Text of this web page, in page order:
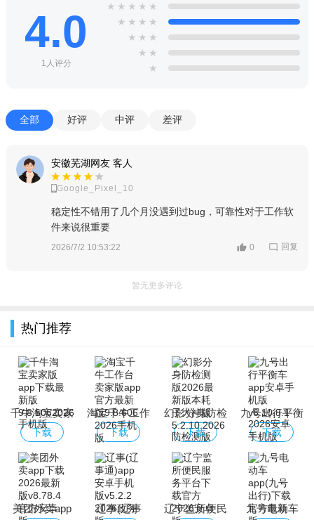
4.0
1人评分
★ ★ ★ ★ ★
★ ★ ★ ★
★ ★ ★
★ ★
★
全部 好评 中评 差评
安徽芜湖网友 客人
Google_Pixel_10
稳定性不错用了几个月没遇到过bug，可靠性对于工作软
件来说很重要
2026/7/2 10:53:22 0 回复
暂无更多评论
热门推荐
千牛淘宝卖家
版app下载最
下载
淘宝千牛工作
台卖家版app
官方最新版
下载
幻影分身防检
测版2026最新
版本耗子大神
版
下载
九号出行平衡
车app安卓手
下载
美团外卖app
辽事(辽事
辽宁监所便民
九号电动车